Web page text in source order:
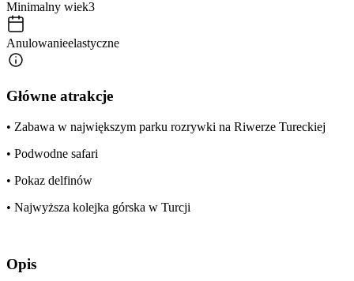
Minimalny wiek3
Anulowanieelastyczne
Główne atrakcje
• Zabawa w największym parku rozrywki na Riwerze Tureckiej
• Podwodne safari
• Pokaz delfinów
• Najwyższa kolejka górska w Turcji
Opis